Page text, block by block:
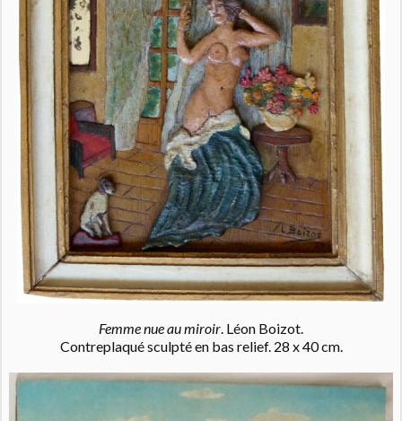
Femme nue au miroir. Léon Boizot.
Contreplaqué sculpté en bas relief. 28 x 40 cm.